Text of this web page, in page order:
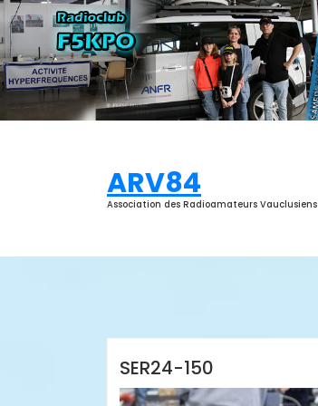
Aller
au
contenu
ARV84
Association des Radioamateurs Vauclusiens
SER24-150